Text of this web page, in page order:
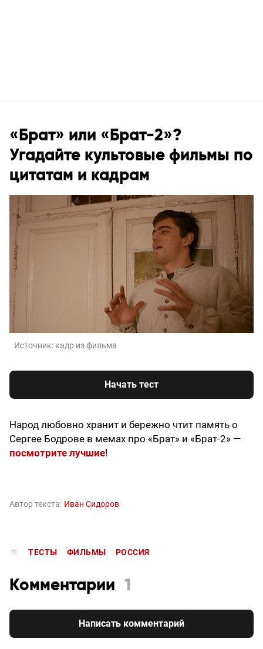
«Брат» или «Брат-2»?
Угадайте культовые фильмы по
цитатам и кадрам
Источник: кадр из фильма
Начать тест
Народ любовно хранит и бережно чтит память о
Сергее Бодрове в мемах про «Брат» и «Брат-2» —
посмотрите лучшие!
Автор текста: Иван Сидоров
ТЕСТЫ ФИЛЬМЫ РОССИЯ
Комментарии 1
Написать комментарий